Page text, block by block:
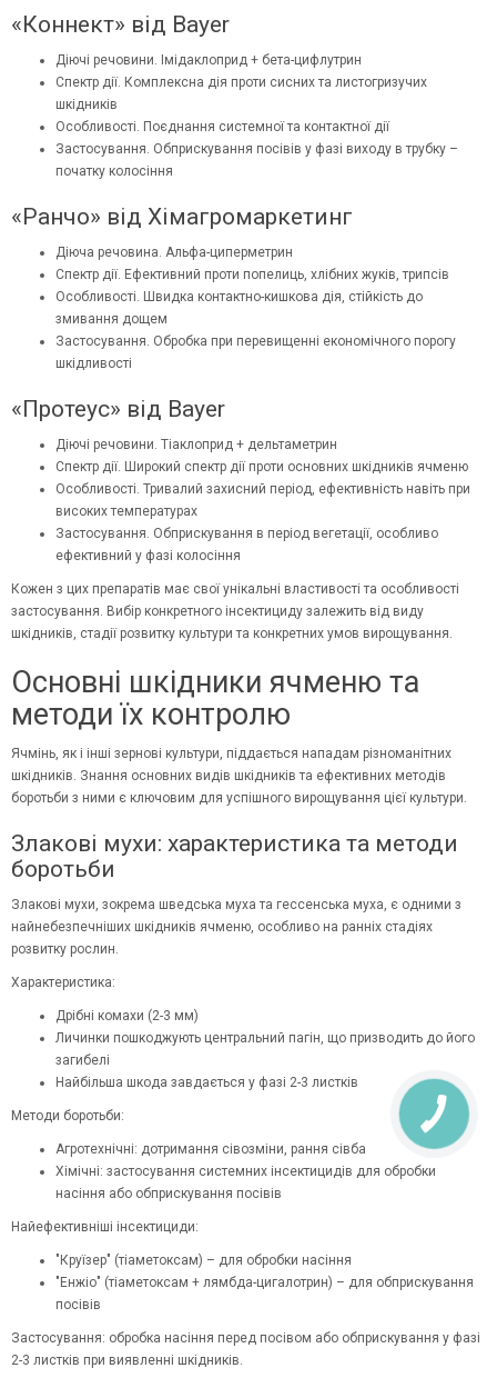
«Коннект» від Bayer
Діючі речовини. Імідаклоприд + бета-цифлутрин
Спектр дії. Комплексна дія проти сисних та листогризучих
шкідників
Особливості. Поєднання системної та контактної дії
Застосування. Обприскування посівів у фазі виходу в трубку –
початку колосіння
«Ранчо» від Хімагромаркетинг
Діюча речовина. Альфа-циперметрин
Спектр дії. Ефективний проти попелиць, хлібних жуків, трипсів
Особливості. Швидка контактно-кишкова дія, стійкість до
змивання дощем
Застосування. Обробка при перевищенні економічного порогу
шкідливості
«Протеус» від Bayer
Діючі речовини. Тіаклоприд + дельтаметрин
Спектр дії. Широкий спектр дії проти основних шкідників ячменю
Особливості. Тривалий захисний період, ефективність навіть при
високих температурах
Застосування. Обприскування в період вегетації, особливо
ефективний у фазі колосіння
Кожен з цих препаратів має свої унікальні властивості та особливості
застосування. Вибір конкретного інсектициду залежить від виду
шкідників, стадії розвитку культури та конкретних умов вирощування.
Основні шкідники ячменю та
методи їх контролю
Ячмінь, як і інші зернові культури, піддається нападам різноманітних
шкідників. Знання основних видів шкідників та ефективних методів
боротьби з ними є ключовим для успішного вирощування цієї культури.
Злакові мухи: характеристика та методи
боротьби
Злакові мухи, зокрема шведська муха та гессенська муха, є одними з
найнебезпечніших шкідників ячменю, особливо на ранніх стадіях
розвитку рослин.
Характеристика:
Дрібні комахи (2-3 мм)
Личинки пошкоджують центральний пагін, що призводить до його
загибелі
Найбільша шкода завдається у фазі 2-3 листків
Методи боротьби:
Агротехнічні: дотримання сівозміни, рання сівба
Хімічні: застосування системних інсектицидів для обробки
насіння або обприскування посівів
Найефективніші інсектициди:
"Круїзер" (тіаметоксам) – для обробки насіння
"Енжіо" (тіаметоксам + лямбда-цигалотрин) – для обприскування
посівів
Застосування: обробка насіння перед посівом або обприскування у фазі
2-3 листків при виявленні шкідників.